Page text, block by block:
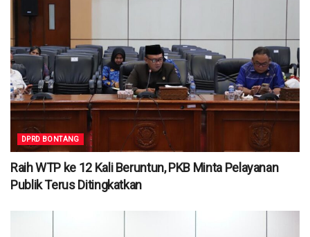
DPRD BONTANG
Raih WTP ke 12 Kali Beruntun, PKB Minta Pelayanan
Publik Terus Ditingkatkan